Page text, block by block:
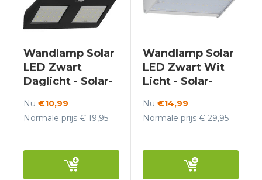
Wandlamp Solar
LED Zwart
Daglicht - Solar-
Nu €10,99
Normale prijs € 19,95
Wandlamp Solar
LED Zwart Wit
Licht - Solar-
Nu €14,99
Normale prijs € 29,95